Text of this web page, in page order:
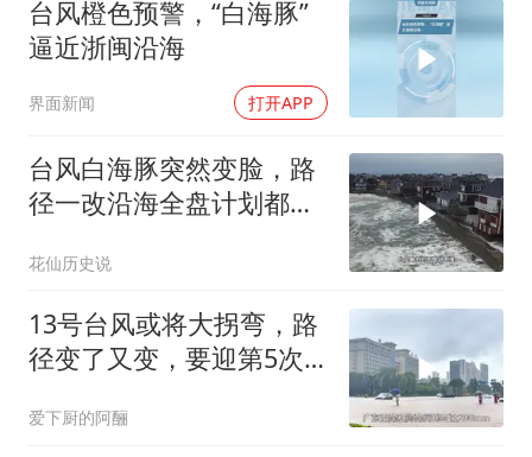
台风橙色预警，“白海豚”
逼近浙闽沿海
界面新闻 打开APP
台风白海豚突然变脸，路
径一改沿海全盘计划都要
花仙历史说
13号台风或将大拐弯，路
径变了又变，要迎第5次
爱下厨的阿酾